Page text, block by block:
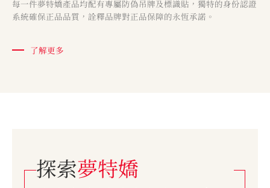
每一件夢特嬌產品均配有專屬防偽吊牌及標識貼，獨特的身份認證
系統確保正品品質，詮釋品牌對正品保障的永恆承諾。
了解更多
探索夢特嬌